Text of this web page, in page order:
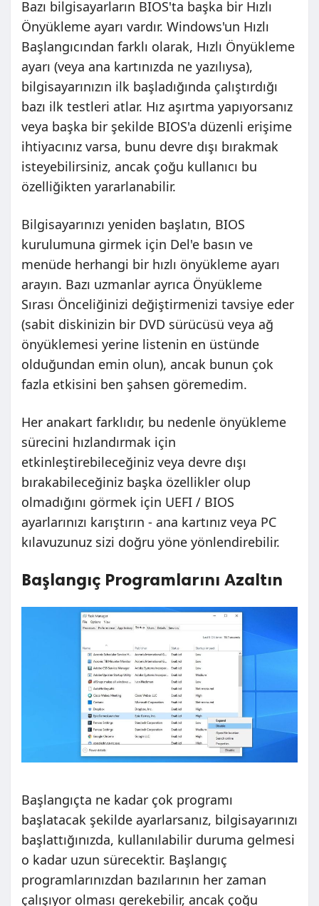
Bazı bilgisayarların BIOS'ta başka bir Hızlı
Önyükleme ayarı vardır. Windows'un Hızlı
Başlangıcından farklı olarak, Hızlı Önyükleme
ayarı (veya ana kartınızda ne yazılıysa),
bilgisayarınızın ilk başladığında çalıştırdığı
bazı ilk testleri atlar. Hız aşırtma yapıyorsanız
veya başka bir şekilde BIOS'a düzenli erişime
ihtiyacınız varsa, bunu devre dışı bırakmak
isteyebilirsiniz, ancak çoğu kullanıcı bu
özelliğikten yararlanabilir.
Bilgisayarınızı yeniden başlatın, BIOS
kurulumuna girmek için Del'e basın ve
menüde herhangi bir hızlı önyükleme ayarı
arayın. Bazı uzmanlar ayrıca Önyükleme
Sırası Önceliğinizi değiştirmenizi tavsiye eder
(sabit diskinizin bir DVD sürücüsü veya ağ
önyüklemesi yerine listenin en üstünde
olduğundan emin olun), ancak bunun çok
fazla etkisini ben şahsen göremedim.
Her anakart farklıdır, bu nedenle önyükleme
sürecini hızlandırmak için
etkinleştirebileceğiniz veya devre dışı
bırakabileceğiniz başka özellikler olup
olmadığını görmek için UEFI / BIOS
ayarlarınızı karıştırın - ana kartınız veya PC
kılavuzunuz sizi doğru yöne yönlendirebilir.
Başlangıç ​​Programlarını Azaltın
Başlangıçta ne kadar çok programı
başlatacak şekilde ayarlarsanız, bilgisayarınızı
başlattığınızda, kullanılabilir duruma gelmesi
o kadar uzun sürecektir. Başlangıç ​​
programlarınızdan bazılarının her zaman
çalışıyor olması gerekebilir, ancak çoğu